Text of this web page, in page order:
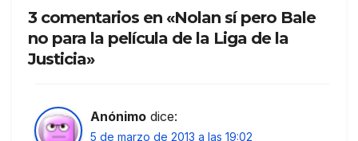
3 comentarios en «Nolan sí pero Bale
no para la película de la Liga de la
Justicia»
Anónimo dice:
5 de marzo de 2013 a las 19:02